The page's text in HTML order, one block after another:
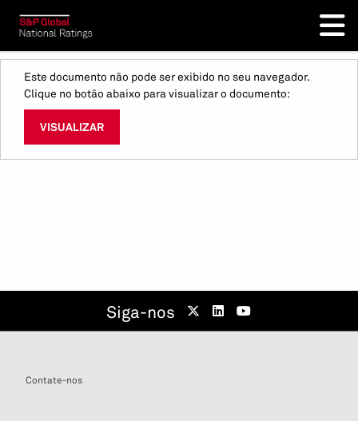
Este documento não pode ser exibido no seu navegador.
Clique no botão abaixo para visualizar o documento:
VISUALIZAR
Siga-nos
Contate-nos